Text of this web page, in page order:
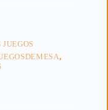
JUEGOS
,